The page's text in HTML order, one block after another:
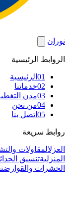
نوران
الروابط الرئيسية
01 الرئيسية
02خدماتنا
03مدن
04من نحن
05 اتصل بنا
روابط سريعة
العزلالمقاولات
المنزليةتنسيق
الحشرات والقوارض